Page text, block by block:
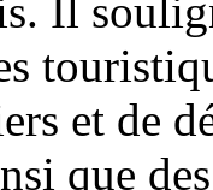
Il
et de
que